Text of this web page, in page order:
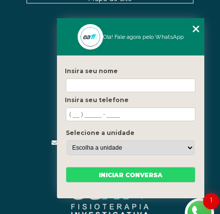
Fale Conosco
(21) 3619-5657
(21) 99390-3850
contato@fisioterapiainvestigativa.com
Segunda a sexta, das 7h às 21h
Nossas Unidades
Barra - Rio de Janeiro
1
Olá! Fale agora pelo WhatsApp
Insira seu nome
Insira seu telefone
Selecione a unidade
INICIAR CONVERSA